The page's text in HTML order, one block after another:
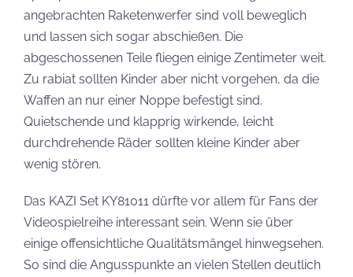
angebrachten Raketenwerfer sind voll beweglich
und lassen sich sogar abschießen. Die
abgeschossenen Teile fliegen einige Zentimeter weit.
Zu rabiat sollten Kinder aber nicht vorgehen, da die
Waffen an nur einer Noppe befestigt sind.
Quietschende und klapprig wirkende, leicht
durchdrehende Räder sollten kleine Kinder aber
wenig stören.
Das KAZI Set KY81011 dürfte vor allem für Fans der
Videospielreihe interessant sein. Wenn sie über
einige offensichtliche Qualitätsmängel hinwegsehen.
So sind die Angusspunkte an vielen Stellen deutlich